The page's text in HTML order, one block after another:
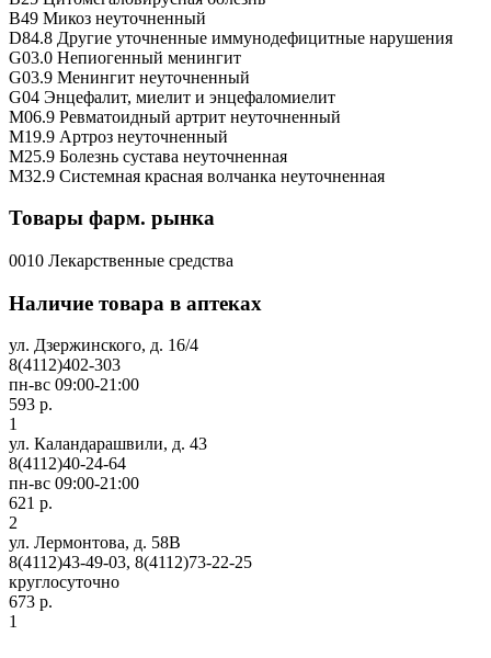
B49 Микоз неуточненный
D84.8 Другие уточненные иммунодефицитные нарушения
G03.0 Непиогенный менингит
G03.9 Менингит неуточненный
G04 Энцефалит, миелит и энцефаломиелит
M06.9 Ревматоидный артрит неуточненный
M19.9 Артроз неуточненный
M25.9 Болезнь сустава неуточненная
M32.9 Системная красная волчанка неуточненная
Товары фарм. рынка
0010 Лекарственные средства
Наличие товара в аптеках
ул. Дзержинского, д. 16/4
8(4112)402-303
пн-вс 09:00-21:00
593 р.
1
ул. Каландарашвили, д. 43
8(4112)40-24-64
пн-вс 09:00-21:00
621 р.
2
ул. Лермонтова, д. 58В
8(4112)43-49-03, 8(4112)73-22-25
круглосуточно
673 р.
1